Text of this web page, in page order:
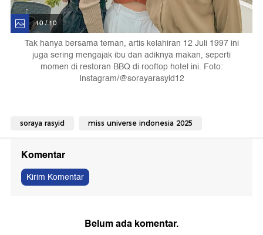
10 / 10
Tak hanya bersama teman, artis kelahiran 12 Juli 1997 ini
juga sering mengajak ibu dan adiknya makan, seperti
momen di restoran BBQ di rooftop hotel ini. Foto:
Instagram/@sorayarasyid12
soraya rasyid miss universe indonesia 2025
Komentar
Kirim Komentar
Belum ada komentar.